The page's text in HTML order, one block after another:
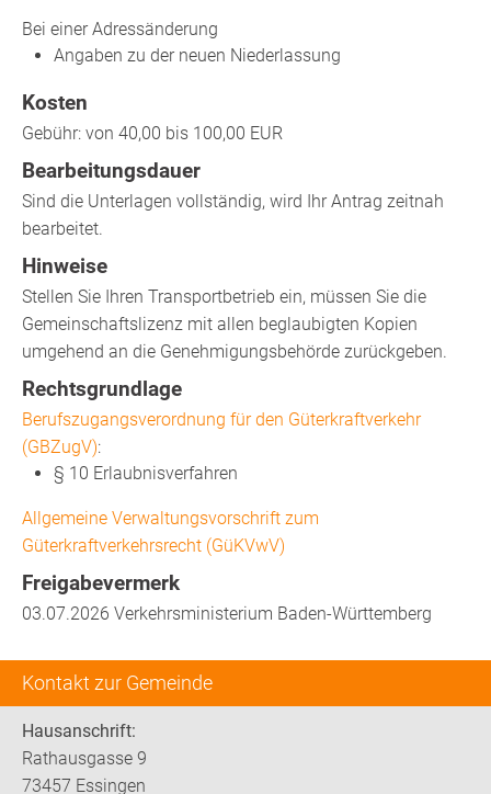
Kontakt zur Gemeinde
Hausanschrift:
Rathausgasse 9
73457 Essingen
Bei einer Adressänderung
Angaben zu der neuen Niederlassung
Kosten
Gebühr: von 40,00 bis 100,00 EUR
Bearbeitungsdauer
Sind die Unterlagen vollständig, wird Ihr Antrag zeitnah
bearbeitet.
Hinweise
Stellen Sie Ihren Transportbetrieb ein, müssen Sie die
Gemeinschaftslizenz mit allen beglaubigten Kopien
umgehend an die Genehmigungsbehörde zurückgeben.
Rechtsgrundlage
Berufszugangsverordnung für den Güterkraftverkehr
(GBZugV):
§ 10 Erlaubnisverfahren
Allgemeine Verwaltungsvorschrift zum
Güterkraftverkehrsrecht (GüKVwV)
Freigabevermerk
03.07.2026 Verkehrsministerium Baden-Württemberg